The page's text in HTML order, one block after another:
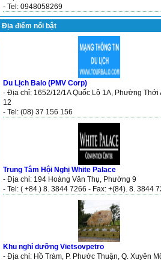
- Tel: 0948058269
Địa điểm nổi bật
Du Lịch Balo (PMV Corp)
- Địa chỉ: 1652/12/1A Quốc Lộ 1A, Phường Thới
12
- Tel: (08) 37 156 156
Trung Tâm Hội Nghị White Palace
- Địa chỉ: 194 Hoàng Văn Thụ, Phường 9
- Tel: ( +84.) 8. 3844 7266 - Fax: +(84). 8. 3844
Khu nghỉ dưỡng Vietsovpetro
- Địa chỉ: Hồ Tràm, P. Phước Thuận, Q. Xuyên